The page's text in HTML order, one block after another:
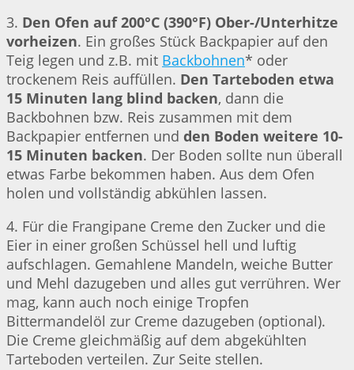
3. Den Ofen auf 200°C (390°F) Ober-/Unterhitze
vorheizen. Ein großes Stück Backpapier auf den
Teig legen und z.B. mit Backbohnen* oder
trockenem Reis auffüllen. Den Tarteboden etwa
15 Minuten lang blind backen, dann die
Backbohnen bzw. Reis zusammen mit dem
Backpapier entfernen und den Boden weitere 10-
15 Minuten backen. Der Boden sollte nun überall
etwas Farbe bekommen haben. Aus dem Ofen
holen und vollständig abkühlen lassen.
4. Für die Frangipane Creme den Zucker und die
Eier in einer großen Schüssel hell und luftig
aufschlagen. Gemahlene Mandeln, weiche Butter
und Mehl dazugeben und alles gut verrühren. Wer
mag, kann auch noch einige Tropfen
Bittermandelöl zur Creme dazugeben (optional).
Die Creme gleichmäßig auf dem abgekühlten
Tarteboden verteilen. Zur Seite stellen.